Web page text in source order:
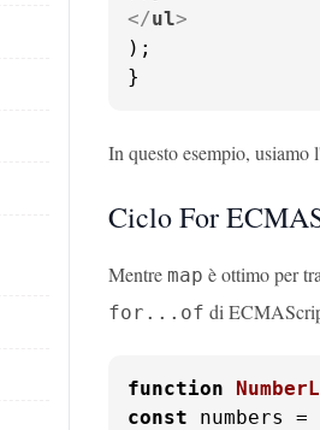
</ul>
);
}
In questo esempio, usiamo l'
Ciclo For
Mentre map è ottimo per
for...of di
function
const numbers =